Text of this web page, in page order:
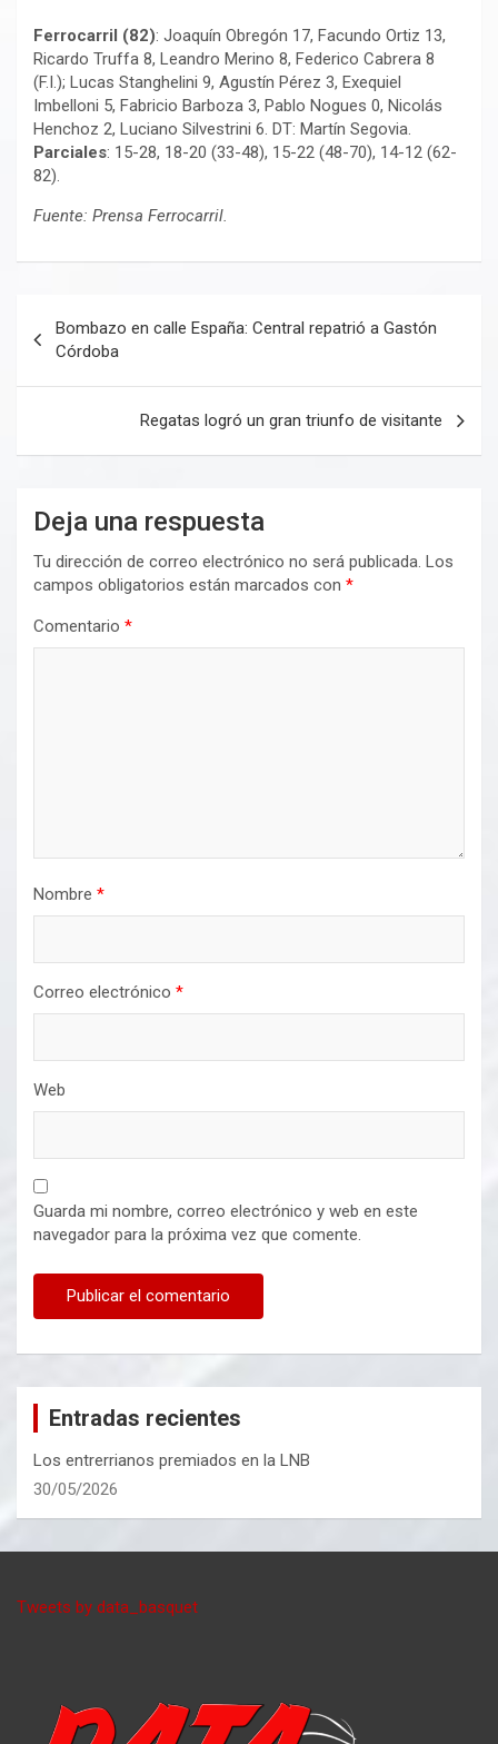
Ferrocarril (82): Joaquín Obregón 17, Facundo Ortiz 13,
Ricardo Truffa 8, Leandro Merino 8, Federico Cabrera 8
(F.I.); Lucas Stanghelini 9, Agustín Pérez 3, Exequiel
Imbelloni 5, Fabricio Barboza 3, Pablo Nogues 0, Nicolás
Henchoz 2, Luciano Silvestrini 6. DT: Martín Segovia.
Parciales: 15-28, 18-20 (33-48), 15-22 (48-70), 14-12 (62-
82).
Fuente: Prensa Ferrocarril.
de
entradas
Bombazo en calle España: Central repatrió a Gastón
Córdoba
Regatas logró un gran triunfo de visitante
Deja una respuesta
Tu dirección de correo electrónico no será publicada. Los
campos obligatorios están marcados con *
Comentario *
Nombre *
Correo electrónico *
Web
Guarda mi nombre, correo electrónico y web en este
navegador para la próxima vez que comente.
Entradas recientes
Los entrerrianos premiados en la LNB
30/05/2026
Tweets by data_basquet